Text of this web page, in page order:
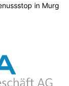
in Murg